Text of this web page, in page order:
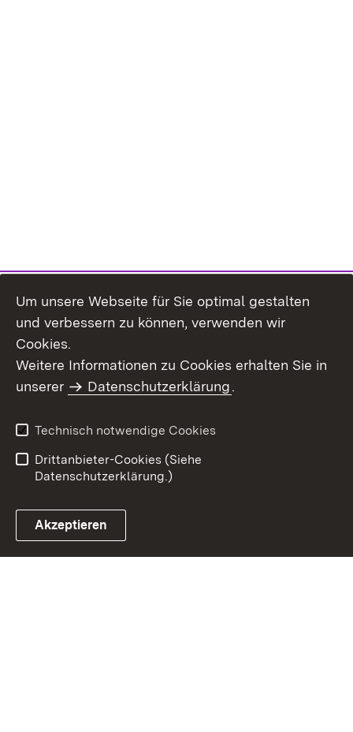
Benutzungshinweise
Erklärung zur
Um unsere Webseite für Sie optimal gestalten
und verbessern zu können, verwenden wir
Cookies.
Weitere Informationen zu Cookies erhalten Sie in
unserer
Datenschutzerklärung.
Technisch notwendige Cookies
Drittanbieter-Cookies (Siehe
Datenschutzerklärung.)
Akzeptieren